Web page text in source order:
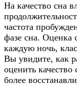
На качество сна
частота
фазе сна. Оценка
каждую ночь,
Вы увидите, как
оценить качество
более